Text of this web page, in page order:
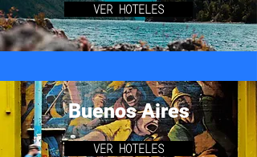
VER HOTELES
Buenos Aires
VER HOTELES